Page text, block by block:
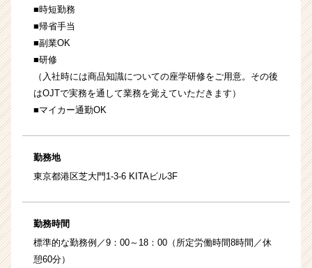
■時短勤務
■帰省手当
■副業OK
■研修
（入社時には商品知識についての座学研修をご用意。その後
はOJTで実務を通して業務を覚えていただきます）
■マイカー通勤OK
勤務地
東京都港区芝大門1-3-6 KITAビル3F
勤務時間
標準的な勤務例／9：00～18：00（所定労働時間8時間／休
憩60分）